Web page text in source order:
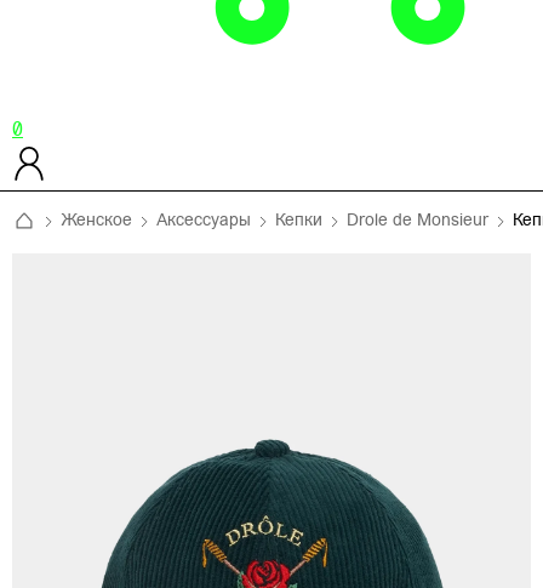
0
Женское Аксессуары Кепки Drole de Monsieur